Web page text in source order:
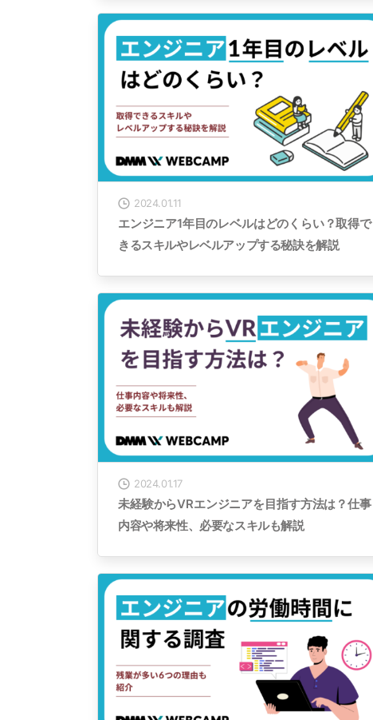
2024.01.11
エンジニア1年目のレベルはどのくらい？取得で
きるスキルやレベルアップする秘訣を解説
2024.01.17
未経験からVRエンジニアを目指す方法は？仕事
内容や将来性、必要なスキルも解説